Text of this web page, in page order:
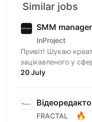
Similar jobs
SMM manager
InProject
Привіт! Шукаю креативного, енергійного та
зацікавленого у
менеджера з
20 July
FRACTAL 🔥